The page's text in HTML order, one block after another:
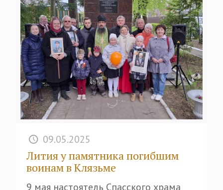
09.05.2025
Лития у памятника погибшим
воинам в Клязьме
9 мая настоятель Спасского храма